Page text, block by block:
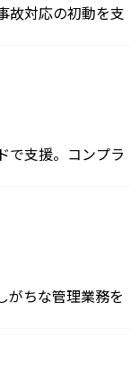
故対応の初動を支
で支援。コンプラ
がちな管理業務を